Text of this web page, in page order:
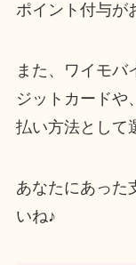
ポイント付与が
また、ワイモバ
ジットカードや
払い方法として
あなたにあった
いね♪